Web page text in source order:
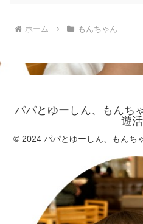
ホーム もんちゃん
パパとゆーしん、もんち
遊活
© 2024 パパとゆーしん、もんち